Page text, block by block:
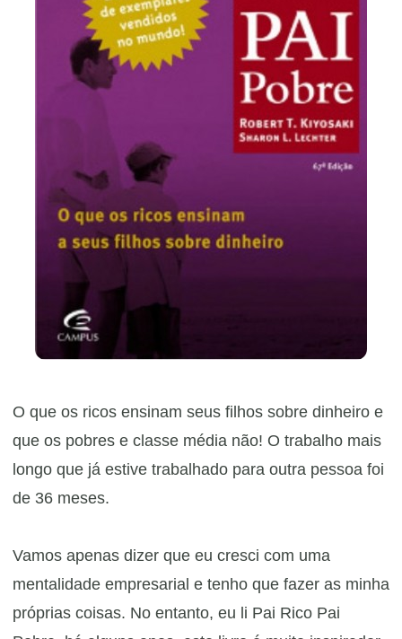
O que os ricos ensinam seus filhos sobre dinheiro e
que os pobres e classe média não! O trabalho mais
longo que já estive trabalhado para outra pessoa foi
de 36 meses.
​Vamos apenas dizer que eu cresci com uma
mentalidade empresarial e tenho que fazer as minha
próprias coisas. No entanto, eu li Pai Rico Pai